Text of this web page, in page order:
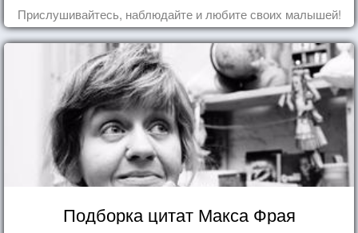
Прислушивайтесь, наблюдайте и любите своих малышей!
Подборка цитат Макса Фрая